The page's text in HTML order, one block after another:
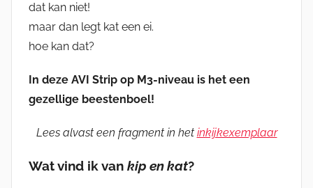
dat kan niet!
maar dan legt kat een ei.
hoe kan dat?
In deze AVI Strip op M3-niveau is het een
gezellige beestenboel!
Lees alvast een fragment in het inkijkexemplaar
Wat vind ik van kip en kat?